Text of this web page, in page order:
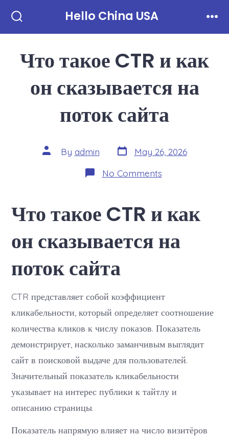
Toggle
Hello China USA
Что такое CTR и как
он сказывается на
поток сайта
Post
author
By admin Post
date
May 26, 2026
No Commentson
Что
как
он
на
поток
Что такое CTR и как
он сказывается на
поток сайта
CTR представляет собой коэффициент
кликабельности, который определяет соотношение
количества кликов к числу показов. Показатель
демонстрирует, насколько заманчивым выглядит
сайт в поисковой выдаче для пользователей.
Значительный показатель кликабельности
указывает на интерес публики к тайтлу и
описанию страницы.
Показатель напрямую влияет на число визитёров